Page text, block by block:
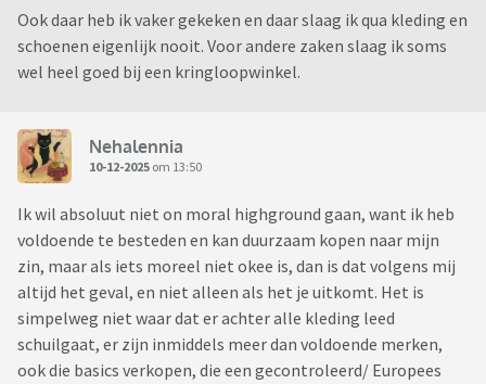
Ook daar heb ik vaker gekeken en daar slaag ik qua kleding en
schoenen eigenlijk nooit. Voor andere zaken slaag ik soms
wel heel goed bij een kringloopwinkel.
Nehalennia
10-12-2025 om 13:50
Ik wil absoluut niet on moral highground gaan, want ik heb
voldoende te besteden en kan duurzaam kopen naar mijn
zin, maar als iets moreel niet okee is, dan is dat volgens mij
altijd het geval, en niet alleen als het je uitkomt. Het is
simpelweg niet waar dat er achter alle kleding leed
schuilgaat, er zijn inmiddels meer dan voldoende merken,
ook die basics verkopen, die een gecontroleerd/ Europees